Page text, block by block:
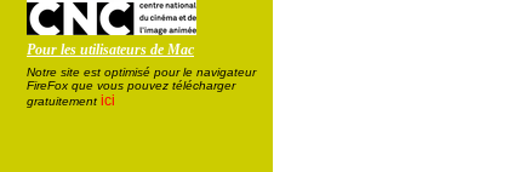
Pour les utilisateurs de Mac
Notre site est optimisé pour le navigateur
FireFox que vous pouvez télécharger
gratuitement ici